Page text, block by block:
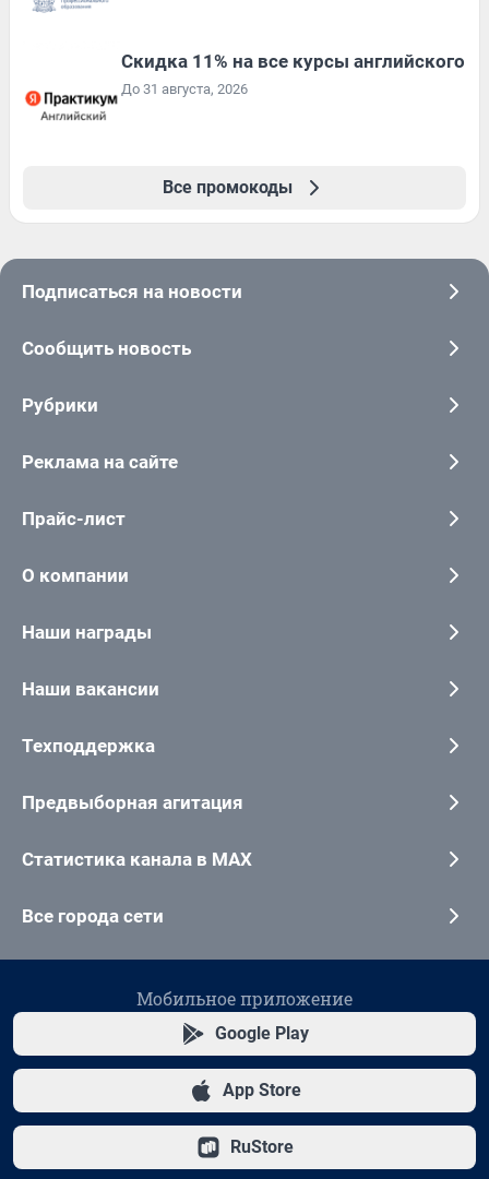
Скидка 11% на все курсы английского
До 31 августа, 2026
Все промокоды
Подписаться на новости
Сообщить новость
Рубрики
Реклама на сайте
Прайс-лист
О компании
Наши награды
Наши вакансии
Техподдержка
Предвыборная агитация
Статистика канала в MAX
Все города сети
Мобильное приложение
Google Play
App Store
RuStore